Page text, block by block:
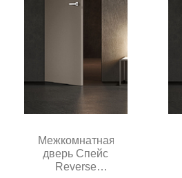
Межкомнатная
дверь Спейс
Reverse